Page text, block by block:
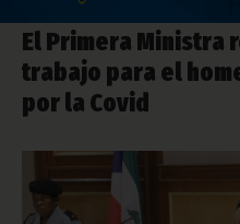
El Primera Ministra
trabajo para el
por la Covid